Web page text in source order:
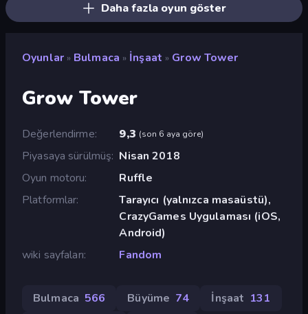
Daha fazla oyun göster
Oyunlar » Bulmaca » İnşaat » Grow Tower
Grow Tower
Değerlendirme 9,3 (son 6 aya göre)
Piyasaya sürülmüş Nisan 2018
Oyun motoru
Ruffle
Platformlar
Tarayıcı (yalnızca masaüstü),
CrazyGames Uygulaması (iOS,
Android)
wiki sayfaları
Fandom
Bulmaca 566 Büyüme 74 İnşaat 131